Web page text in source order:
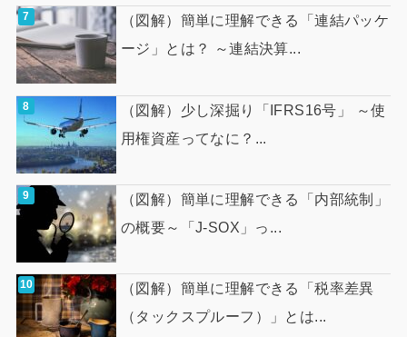
（図解）簡単に理解できる「連結パッケ
ージ」とは？ ～連結決算...
（図解）少し深掘り「IFRS16号」 ～使
用権資産ってなに？...
（図解）簡単に理解できる「内部統制」
の概要～「J-SOX」っ...
（図解）簡単に理解できる「税率差異
（タックスプルーフ）」とは...